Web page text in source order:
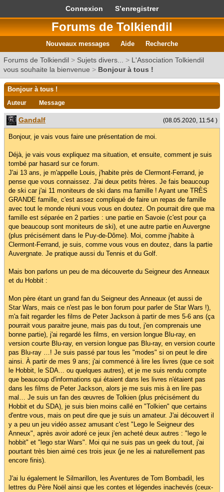
Connexion S’enregistrer
Forums de Tolkiendil
Nouveaux messages Aide Recherche
Forums de Tolkiendil > Sujets divers... > L'Association Tolkiendil
vous souhaite la bienvenue > Bonjour à tous !
Bonjour à tous !
Auteur Message
(08.05.2020, 11:54 )
Gandalf
Bonjour, je vais vous faire une présentation de moi.
Déjà, je vais vous expliquez ma situation, et ensuite, comment je suis
tombé par hasard sur ce forum.
J'ai 13 ans, je m'appelle Louis, j'habite près de Clermont-Ferrand, je
pense que vous connaissez. J'ai deux petits frères. Je fais beaucoup
de ski car j'ai 11 moniteurs de ski dans ma famille ! Ayant une TRÈS
GRANDE famille, c'est assez compliqué de faire un repas de famille
avec tout le monde réuni vous vous en doutez. On pourrait dire que ma
famille est séparée en 2 parties : une partie en Savoie (c'est pour ça
que beaucoup sont moniteurs de ski), et une autre partie en Auvergne
(plus précisément dans le Puy-de-Dôme). Moi, comme j'habite à
Clermont-Ferrand, je suis, comme vous vous en doutez, dans la partie
Auvergnate. Je pratique aussi du Tennis et du Golf.
Mais bon parlons un peu de ma découverte du Seigneur des Anneaux
et du Hobbit :
Mon père étant un grand fan du Seigneur des Anneaux (et aussi de
Star Wars, mais ce n'est pas le bon forum pour parler de Star Wars !),
m'a fait regarder les films de Peter Jackson à partir de mes 5-6 ans (ça
pourrait vous paraitre jeune, mais pas du tout, j'en comprenais une
bonne partie), j'ai regardé les films, en version longue Blu-ray, en
version courte Blu-ray, en version longue pas Blu-ray, en version courte
pas Blu-ray …! Je suis passé par tous les "modes" si on peut le dire
ainsi. À partir de mes 9 ans; j'ai commencé à lire les livres (que ce soit
le Hobbit, le SDA... ou quelques autres), et je me suis rendu compte
que beaucoup d'informations qui étaient dans les livres n'étaient pas
dans les films de Peter Jackson, alors je me suis mis à en lire pas
mal… Je suis un fan des œuvres de Tolkien (plus précisément du
Hobbit et du SDA), je suis bien moins callé en "Tolkien" que certains
d'entre vous, mais on peut dire que je suis un amateur. J'ai découvert il
y a peu un jeu vidéo assez amusant c'est "Lego le Seigneur des
Anneux", après avoir adoré ce jeux j'en acheté deux autres : "lego le
hobbit" et "lego star Wars". Moi qui ne suis pas un geek du tout, j'ai
pourtant très bien aimé ces trois jeux (je ne les ai naturellement pas
encore finis).
J'ai lu également le Silmarillon, les Aventures de Tom Bombadil, les
lettres du Père Noël ainsi que les contes et légendes inachevés (ceux-